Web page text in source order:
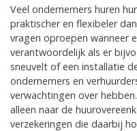
Veel ondernemers huren
praktischer en flexibeler
vragen oproepen wanneer
verantwoordelijk als er
sneuvelt of een installatie
ondernemers en
verwachtingen over
alleen naar de
verzekeringen die daarbij